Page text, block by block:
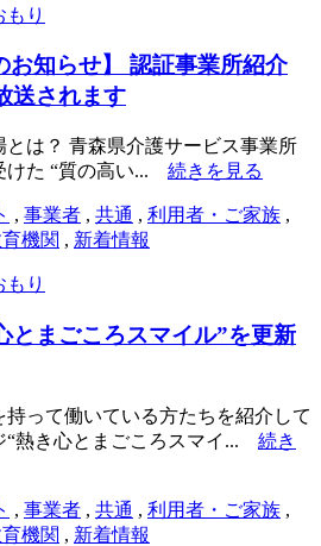
お知らせ】 認証事業所紹介
送されます
とは？ 青森県介護サービス事業所
けた “質の高い... 続きを見る
, 事業者 , 共通 , 利用者・ご家族 ,
機関 , 新着情報
とまごころスマイル”を更新
って働いている方たちを紹介して
“熱き心とまごころスマイ... 続き
, 事業者 , 共通 , 利用者・ご家族 ,
機関 , 新着情報